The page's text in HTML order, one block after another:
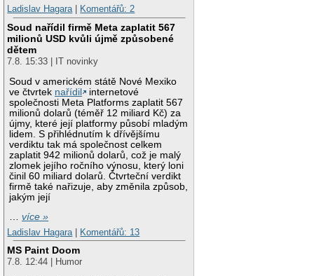
Ladislav Hagara| Komentářů: 2
Soud nařídil firmě Meta zaplatit 567
milionů USD kvůli újmě způsobené
dětem
7.8. 15:33 | IT novinky
Soud v americkém státě Nové Mexiko
ve čtvrtek nařídil
internetové
společnosti Meta Platforms zaplatit 567
milionů dolarů (téměř 12 miliard Kč) za
újmy, které její platformy působí mladým
lidem. S přihlédnutím k dřívějšímu
verdiktu tak má společnost celkem
zaplatit 942 milionů dolarů, což je malý
zlomek jejího ročního výnosu, který loni
činil 60 miliard dolarů. Čtvrteční verdikt
firmě také nařizuje, aby změnila způsob,
jakým její
…více »
Ladislav Hagara
Komentářů: 13
MS Paint Doom
7.8. 12:44 | Humor